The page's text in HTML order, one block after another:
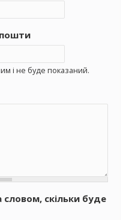
і не буде показаний.
скільки буде